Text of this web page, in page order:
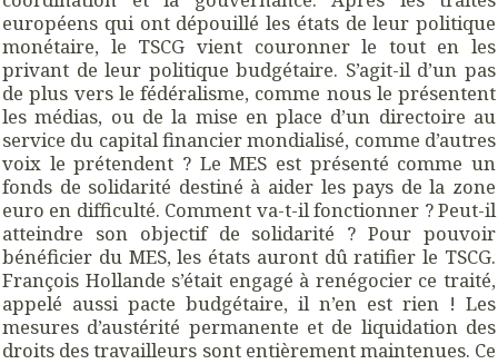
européens qui ont dépouillé les états de leur politique
monétaire, le TSCG vient couronner le tout en les
privant de leur politique budgétaire. S’agit-il d’un pas
de plus vers le fédéralisme, comme nous le présentent
les médias, ou de la mise en place d’un directoire au
service du capital financier mondialisé, comme d’autres
voix le prétendent ? Le MES est présenté comme un
fonds de solidarité destiné à aider les pays de la zone
euro en difficulté. Comment va-t-il fonctionner ? Peut-il
atteindre son objectif de solidarité ? Pour pouvoir
bénéficier du MES, les états auront dû ratifier le TSCG.
François Hollande s’était engagé à renégocier ce traité,
appelé aussi pacte budgétaire, il n’en est rien ! Les
mesures d’austérité permanente et de liquidation des
droits des travailleurs sont entièrement maintenues. Ce